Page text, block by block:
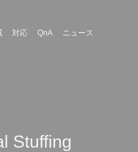
対応 QnA ニュース
Stuffing